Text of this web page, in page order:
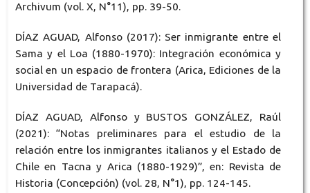
Archivum (vol. X, N°11), pp. 39-50.
DÍAZ AGUAD, Alfonso (2017): Ser inmigrante entre el
Sama y el Loa (1880-1970): Integración económica y
social en un espacio de frontera (Arica, Ediciones de la
Universidad de Tarapacá).
DÍAZ AGUAD, Alfonso y BUSTOS GONZÁLEZ, Raúl
(2021): “Notas preliminares para el estudio de la
relación entre los inmigrantes italianos y el Estado de
Chile en Tacna y Arica (1880-1929)”, en: Revista de
Historia (Concepción) (vol. 28, N°1), pp. 124-145.